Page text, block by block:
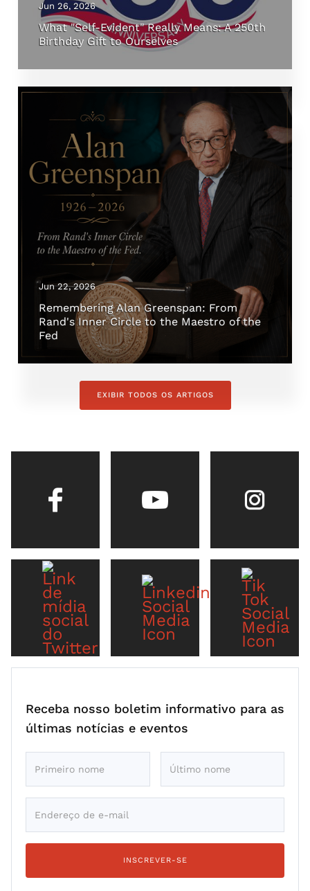
Jun 26, 2026
What "Self-Evident" Really Means: A 250th
Birthday Gift to Ourselves
Jun 22, 2026
Remembering Alan Greenspan: From
Rand's Inner Circle to the Maestro of the
Fed
EXIBIR TODOS OS ARTIGOS
Receba nosso boletim informativo para as
últimas notícias e eventos